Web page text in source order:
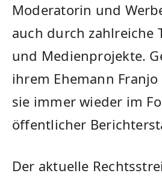
Moderatorin und
auch durch zahlreiche
und Medienprojekte.
ihrem Ehemann
sie immer wieder im
öffentlicher
Der aktuelle